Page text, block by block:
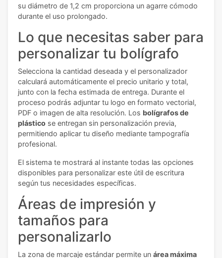
su diámetro de 1,2 cm proporciona un agarre cómodo
durante el uso prolongado.
Lo que necesitas saber para
personalizar tu bolígrafo
Selecciona la cantidad deseada y el personalizador
calculará automáticamente el precio unitario y total,
junto con la fecha estimada de entrega. Durante el
proceso podrás adjuntar tu logo en formato vectorial,
PDF o imagen de alta resolución. Los bolígrafos de
plástico se entregan sin personalización previa,
permitiendo aplicar tu diseño mediante tampografía
profesional.
El sistema te mostrará al instante todas las opciones
disponibles para personalizar este útil de escritura
según tus necesidades específicas.
Áreas de impresión y
tamaños para
personalizarlo
La zona de marcaje estándar permite un área máxima